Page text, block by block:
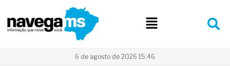
Pular
para
6 de agosto de 2026 15:46